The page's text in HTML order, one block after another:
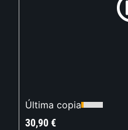
Última copia
30,90€